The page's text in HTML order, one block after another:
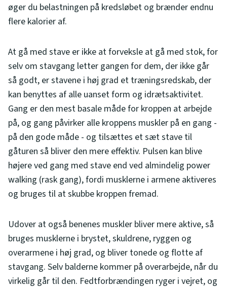
øger du belastningen på kredsløbet og brænder endnu
flere kalorier af.
At gå med stave er ikke at forveksle at gå med stok, for
selv om stavgang letter gangen for dem, der ikke går
så godt, er stavene i høj grad et træningsredskab, der
kan benyttes af alle uanset form og idrætsaktivitet.
Gang er den mest basale måde for kroppen at arbejde
på, og gang påvirker alle kroppens muskler på en gang -
på den gode måde - og tilsættes et sæt stave til
gåturen så bliver den mere effektiv. Pulsen kan blive
højere ved gang med stave end ved almindelig power
walking (rask gang), fordi musklerne i armene aktiveres
og bruges til at skubbe kroppen fremad.
Udover at også benenes muskler bliver mere aktive, så
bruges musklerne i brystet, skuldrene, ryggen og
overarmene i høj grad, og bliver tonede og flotte af
stavgang. Selv balderne kommer på overarbejde, når du
virkelig går til den. Fedtforbrændingen ryger i vejret, og